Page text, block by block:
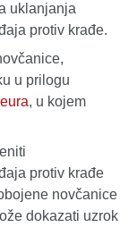
uklanjanja
protiv krađe.
u prilogu
, u kojem
protiv krađe
novčanice
dokazati uzrok